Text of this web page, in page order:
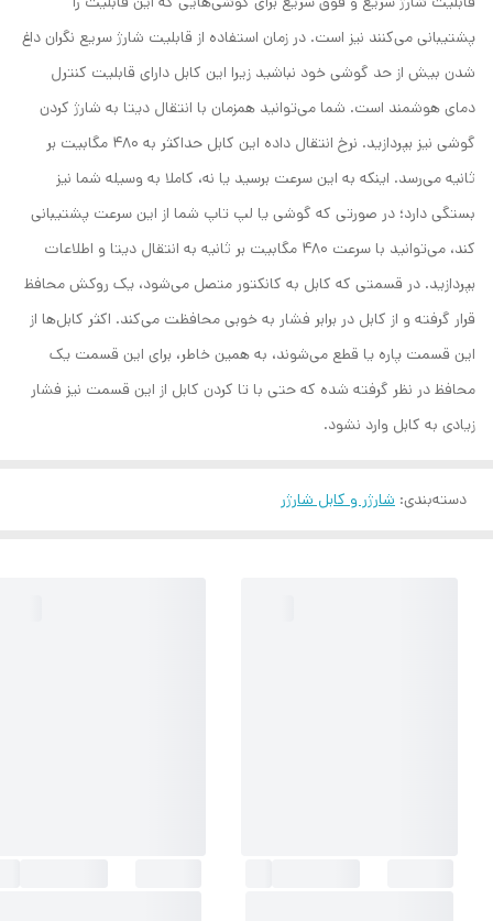
پشتیبانی می‌کنند نیز است. در زمان استفاده از قابلیت شارژ سریع نگران داغ
شدن بیش از حد گوشی خود نباشید زیرا این کابل دارای قابلیت کنترل
دمای هوشمند است. شما می‌توانید همزمان با انتقال دیتا به شارژ کردن
گوشی نیز بپردازید. نرخ انتقال داده این کابل حداکثر به 480 مگابیت بر
ثانیه می‌رسد. اینکه به این سرعت برسید یا نه، کاملا به وسیله شما نیز
بستگی دارد؛ در صورتی که گوشی یا لپ تاپ شما از این سرعت پشتیبانی
کند، می‌توانید با سرعت 480 مگابیت بر ثانیه به انتقال دیتا و اطلاعات
بپردازید. در قسمتی که کابل به کانکتور متصل می‌شود، یک روکش محافظ
قرار گرفته و از کابل در برابر فشار به خوبی محافظت می‌کند. اکثر کابل‌ها از
این قسمت پاره یا قطع می‌شوند، به همین خاطر، برای این قسمت یک
محافظ در نظر گرفته شده که حتی با تا کردن کابل از این قسمت نیز فشار
زیادی به کابل وارد نشود.
دسته‌بندی: شارژر و کابل شارژر